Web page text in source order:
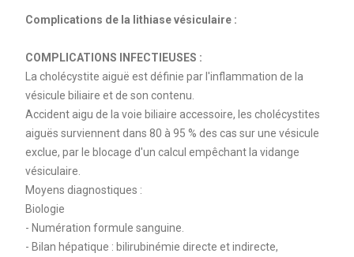
Complications de la lithiase vésiculaire :
COMPLICATIONS INFECTIEUSES :
La cholécystite aiguë est définie par l'inflammation de la
vésicule biliaire et de son contenu.
Accident aigu de la voie biliaire accessoire, les cholécystites
aiguës surviennent dans 80 à 95 % des cas sur une vésicule
exclue, par le blocage d'un calcul empêchant la vidange
vésiculaire.
Moyens diagnostiques :
Biologie
- Numération formule sanguine.
- Bilan hépatique : bilirubinémie directe et indirecte,